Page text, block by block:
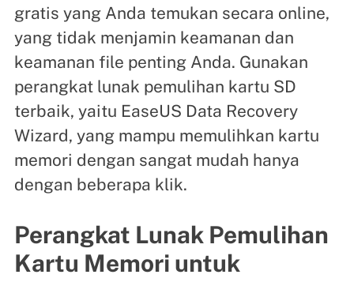
gratis yang Anda temukan secara online,
yang tidak menjamin keamanan dan
keamanan file penting Anda. Gunakan
perangkat lunak pemulihan kartu SD
terbaik, yaitu EaseUS Data Recovery
Wizard, yang mampu memulihkan kartu
memori dengan sangat mudah hanya
dengan beberapa klik.
Perangkat Lunak Pemulihan
Kartu Memori untuk